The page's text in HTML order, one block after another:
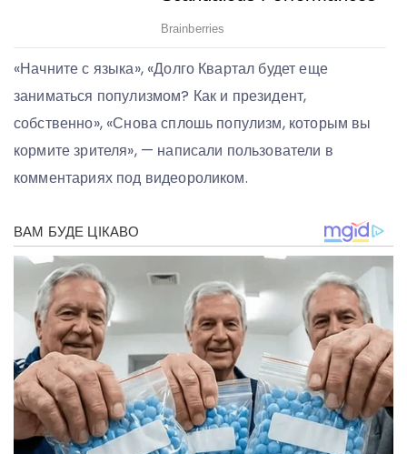
«Начните с языка», «Долго Квартал будет еще
заниматься популизмом? Как и президент,
собственно», «Снова сплошь популизм, которым вы
кормите зрителя», — написали пользователи в
комментариях под видеороликом.